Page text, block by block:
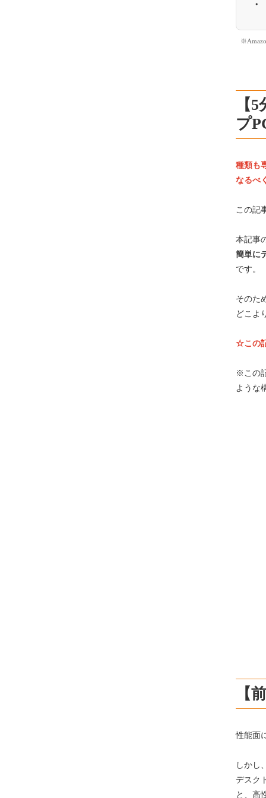
【
プ
種類も
なるべ
この記
本記事
簡単に
です。
そのた
どこよ
☆この
※この
ような
【
性能面
しかし
デスク
と、高